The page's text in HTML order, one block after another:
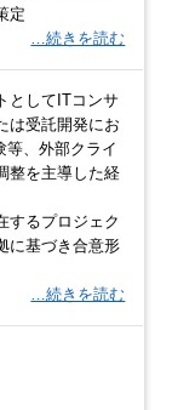
定
…続きを読む
としてITコンサ
は受託開発にお
等、外部クライ
整を主導した経
するプロジェク
に基づき合意形
…続きを読む